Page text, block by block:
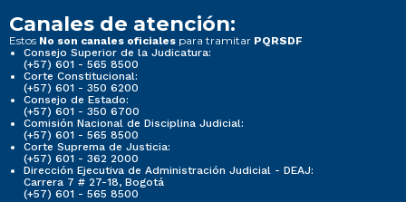
Canales de atención:
Estos No son canales oficiales para tramitar PQRSDF
Consejo Superior de la Judicatura:
(+57) 601 - 565 8500
Corte Constitucional:
(+57) 601 - 350 6200
Consejo de Estado:
(+57) 601 - 350 6700
Comisión Nacional de Disciplina Judicial:
(+57) 601 - 565 8500
Corte Suprema de Justicia:
(+57) 601 - 362 2000
Dirección Ejecutiva de Administración Judicial - DEAJ:
Carrera 7 # 27-18, Bogotá
(+57) 601 - 565 8500